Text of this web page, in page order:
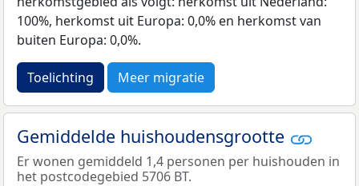
100%, herkomst uit Europa: 0,0% en herkomst van
buiten Europa: 0,0%.
Toelichting Meer migratie
Gemiddelde huishoudensgrootte
Er wonen gemiddeld 1,4 personen per huishouden in
het postcodegebied 5706 BT.